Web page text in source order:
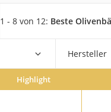
Service
1 - 8 von 12: Beste
Hersteller
Highlight